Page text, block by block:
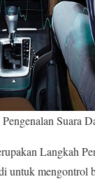
Suara
Langkah
mengontrol